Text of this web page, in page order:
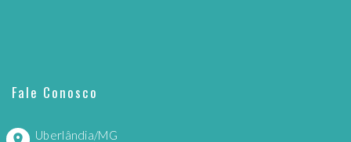
Fale Conosco
Uberlândia/MG